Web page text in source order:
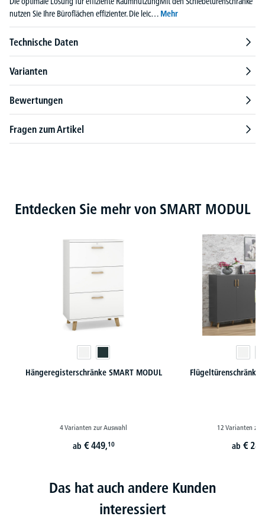
nutzen Sie Ihre Büroflächen effizienter. Die leic… Mehr
Technische Daten
Varianten
Bewertungen
Fragen zum Artikel
Produktgalerie überspringen
Entdecken Sie mehr von SMART MODUL
Hängeregisterschränke SMART MODUL
4 Varianten zur Auswahl
ab € 449,10
Flügeltürenschränke
12 Varianten zur
ab €
Das hat auch andere Kunden
interessiert